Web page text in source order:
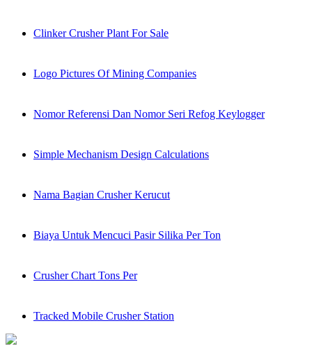
Clinker Crusher Plant For Sale
Logo Pictures Of Mining Companies
Nomor Referensi Dan Nomor Seri Refog Keylogger
Simple Mechanism Design Calculations
Nama Bagian Crusher Kerucut
Biaya Untuk Mencuci Pasir Silika Per Ton
Crusher Chart Tons Per
Tracked Mobile Crusher Station